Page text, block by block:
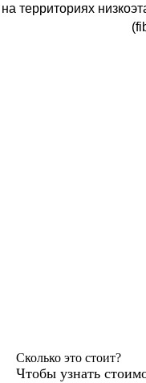
на территориях
Сколько это стоит?
Чтобы узнать